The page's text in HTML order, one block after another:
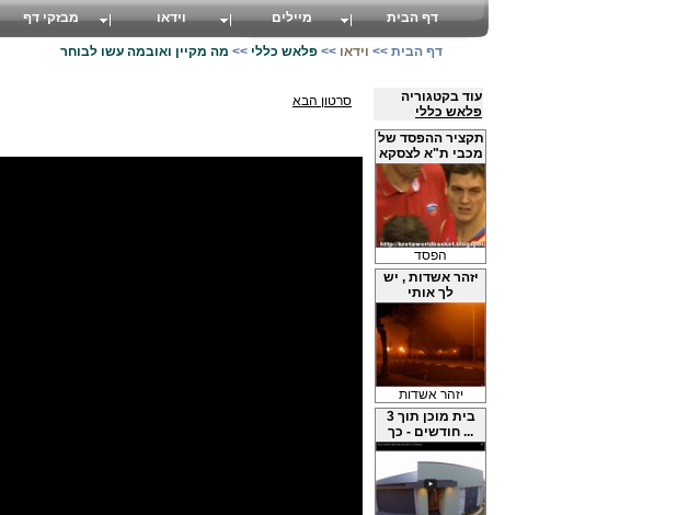
סרטון הבא
עוד בקטגוריה
פלאש כללי
תקציר ההפסד של
מכבי ת"א לצסקא
הפסד
יזהר אשדות , יש
לך אותי
יזהר אשדות
בית מוכן תוך 3
חודשים - כך ...
דף הבית מיילים וידאו מבזקי דף
דף הבית >> וידאו >> פלאש כללי >> מה מקיין ואובמה עשו לבוחר